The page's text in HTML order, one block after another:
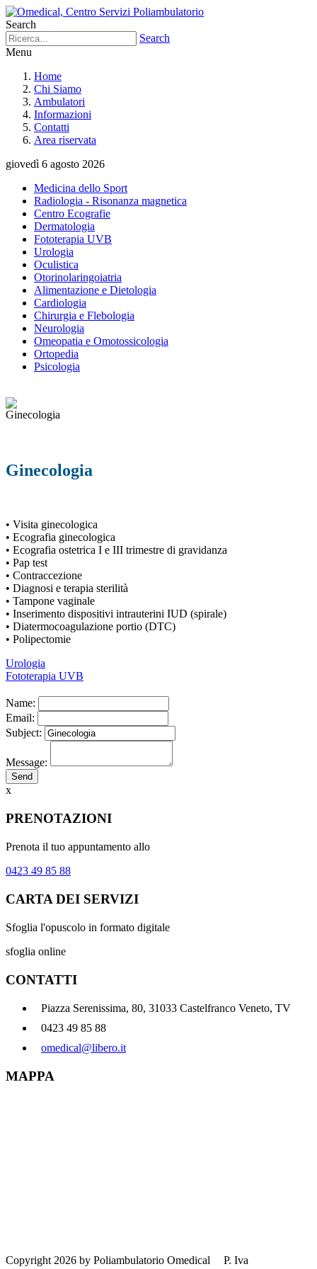
Search
Search
Menu
Home
Chi Siamo
Ambulatori
Informazioni
Contatti
Area riservata
giovedì 6 agosto 2026
Medicina dello Sport
Radiologia - Risonanza magnetica
Centro Ecografie
Dermatologia
Fototerapia UVB
Urologia
Oculistica
Otorinolaringoiatria
Alimentazione e Dietologia
Cardiologia
Chirurgia e Flebologia
Neurologia
Omeopatia e Omotossicologia
Ortopedia
Psicologia
Ginecologia
• Visita ginecologica
• Ecografia ginecologica
• Ecografia ostetrica I e III trimestre di gravidanza
• Pap test
• Contraccezione
• Diagnosi e terapia sterilità
• Tampone vaginale
• Inserimento dispositivi intrauterini IUD (spirale)
• Diatermocoagulazione portio (DTC)
• Polipectomie
Urologia
Fototerapia UVB
Name:
Email:
Subject:
Message:
x
PRENOTAZIONI
Prenota il tuo appuntamento allo
0423 49 85 88
CARTA DEI SERVIZI
Sfoglia l'opuscolo in formato digitale
sfoglia online
CONTATTI
Piazza Serenissima, 80, 31033 Castelfranco Veneto, TV
0423 49 85 88
omedical@libero.it
MAPPA
Copyright 2026 by Poliambulatorio Omedical
P. Iva